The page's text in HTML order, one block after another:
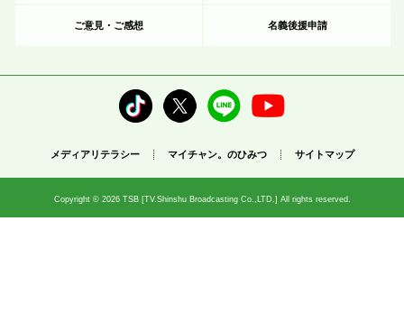
ご意見・ご感想 名義後援申請
メディアリテラシー マイチャン。のひみつ サイトマップ
Copyright © 2026 TSB [TV.Shinshu Broadcasting Co.,LTD.] All rights reserved.